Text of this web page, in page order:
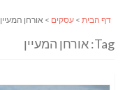
דף הבית > עסקים > אורחן המעיין
Tag: אורחן המעיין